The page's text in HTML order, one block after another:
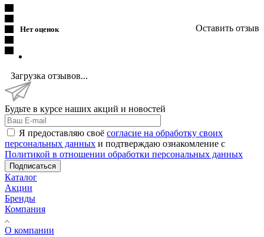
Нет оценок Оставить отзыв
Загрузка отзывов...
Будьте в курсе наших акций и новостей
Я предоставляю своё согласие на обработку своих
персональных данных и подтверждаю ознакомление с
Политикой в отношении обработки персональных данных
Подписаться
Каталог
Акции
Бренды
Компания
О компании